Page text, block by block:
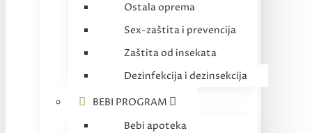
Ostala oprema
Sex-zaštita i prevencija
Zaštita od insekata
Dezinfekcija i dezinsekcija
BEBI PROGRAM
Bebi apoteka